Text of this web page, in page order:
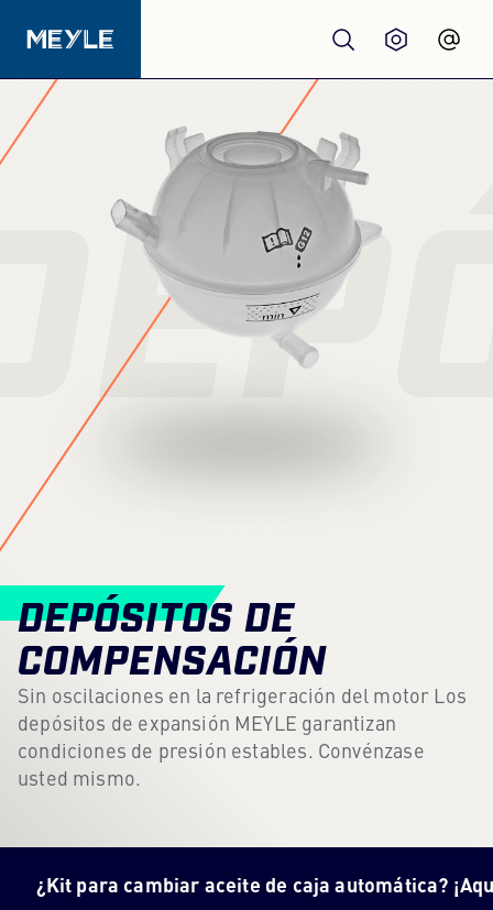
Productos
calidad
Talleres
Distribuidores
Quiénes somos
Centro de contenidos
Carrera profesional
Boletín
Idioma: Español
DEPÓSITOS DE
COMPENSACIÓN
Sin oscilaciones en la refrigeración del motor Los
depósitos de expansión MEYLE garantizan
condiciones de presión estables. Convénzase
usted mismo.
cambiar aceite de caja automática? ¡Aquí tienes